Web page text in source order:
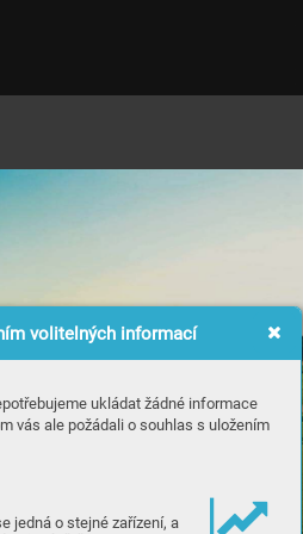
volitelných informací
ukládat žádné informace
vás ale požádali o souhlas s uložením
jedná o stejné zařízení, a